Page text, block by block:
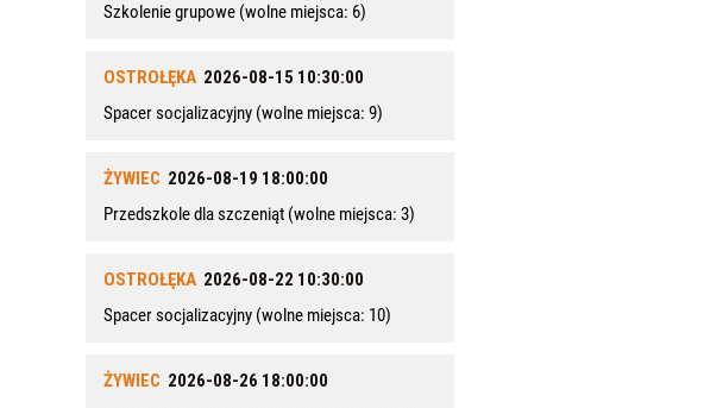
Szkolenie grupowe (wolne miejsca: 6)
OSTROŁĘKA 2026-08-15 10:30:00
Spacer socjalizacyjny (wolne miejsca: 9)
ŻYWIEC 2026-08-19 18:00:00
Przedszkole dla szczeniąt (wolne miejsca: 3)
OSTROŁĘKA 2026-08-22 10:30:00
Spacer socjalizacyjny (wolne miejsca: 10)
ŻYWIEC 2026-08-26 18:00:00